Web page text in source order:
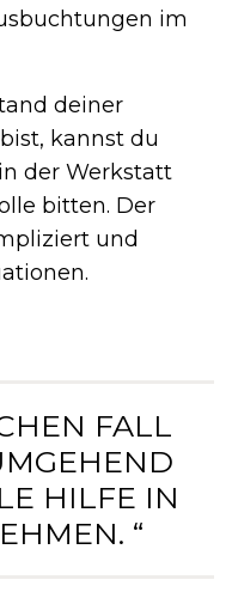
im
deiner
kannst du
der Werkstatt
bitten. Der
und
FALL
HILFE IN
“